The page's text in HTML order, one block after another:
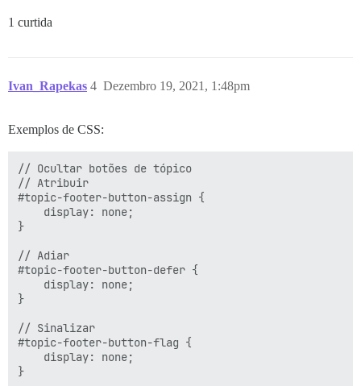
1 curtida
Ivan_Rapekas Dezembro 19, 2021, 1:48pm
4
Exemplos de CSS:
// Ocultar botões de tópico
// Atribuir
#topic-footer-button-assign {
}
// Adiar
#topic-footer-button-defer {
}
// Sinalizar
#topic-footer-button-flag {
}